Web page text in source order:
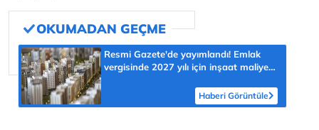
Resmi Gazete'de yayımlandı! Emlak
vergisinde 2027 yılı için inşaat maliyet
Haberi Görüntüle